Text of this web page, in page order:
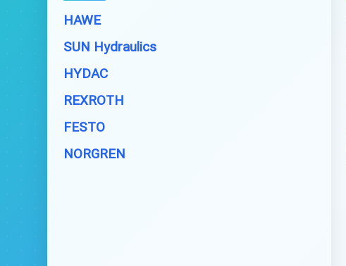
HAWE
SUN Hydraulics
HYDAC
REXROTH
FESTO
NORGREN